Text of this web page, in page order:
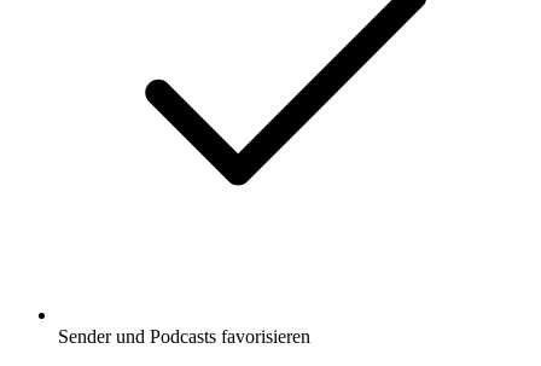
Sender und Podcasts favorisieren